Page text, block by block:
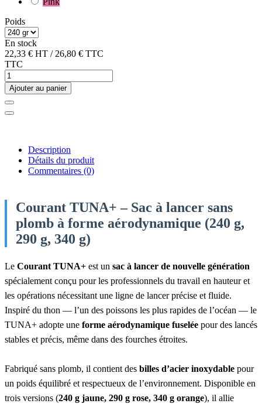
Poids
En stock
22,33 € HT /26,80 € TTC
TTC
Ajouter au panier
Description
Détails du produit
Commentaires (0)
Courant TUNA+ – Sac à lancer sans
plomb à forme aérodynamique (240 g,
290 g, 340 g)
Le Courant TUNA+ est un sac à lancer de nouvelle génération
spécialement conçu pour les professionnels du travail en hauteur et
les opérations nécessitant une ligne de lancer précise et fluide.
Inspiré du thon — l’un des poissons les plus rapides de l’océan — le
TUNA+ adopte une forme aérodynamique fuselée pour des lancés
stables et précis, même dans des fourches étroites.
Fabriqué sans plomb, il contient des billes d’acier inoxydable pour
un poids équilibré et respectueux de l’environnement. Disponible en
trois versions (240 g jaune, 290 g rose, 340 g orange), il allie